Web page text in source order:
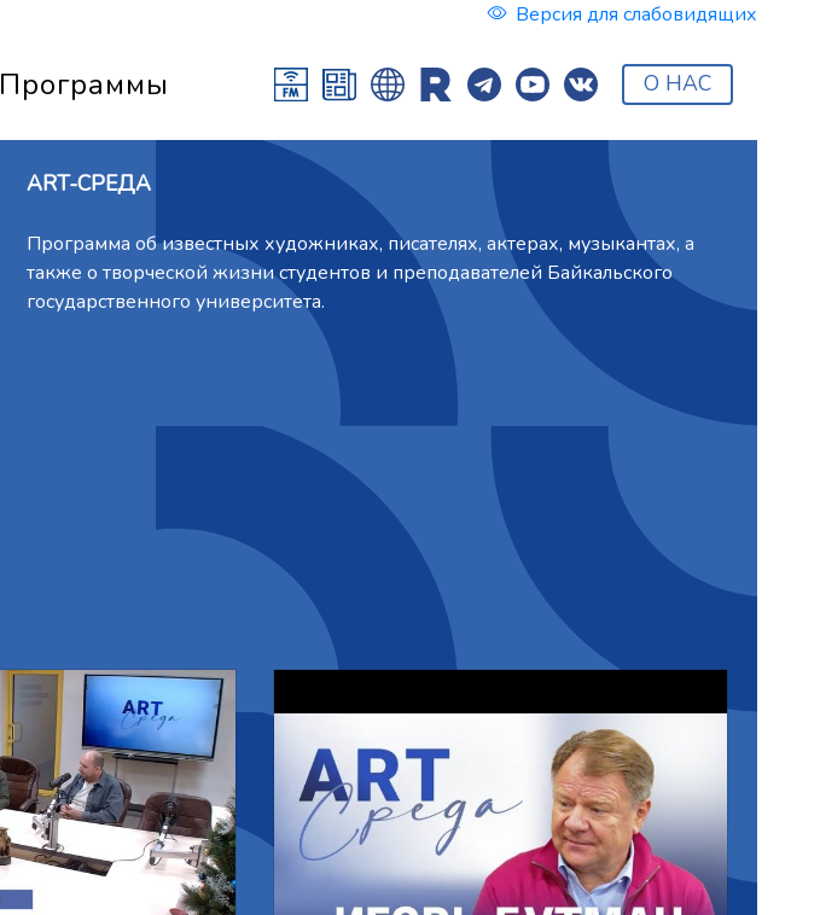
Версия для слабовидящих
Программы О НАС
ART-СРЕДА
Программа об известных художниках, писателях, актерах, музыкантах, а
также о творческой жизни студентов и преподавателей Байкальского
государственного университета.